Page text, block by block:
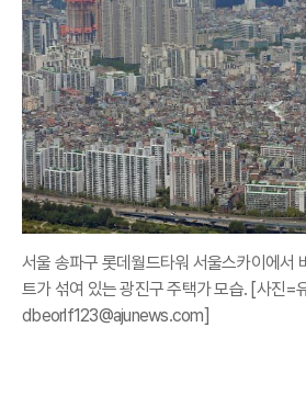
서울 송파구 롯데월드타워 서울스카이에서
트가 섞여 있는 광진구 주택가 모습. [사진=
dbeorlf123@ajunews.com]